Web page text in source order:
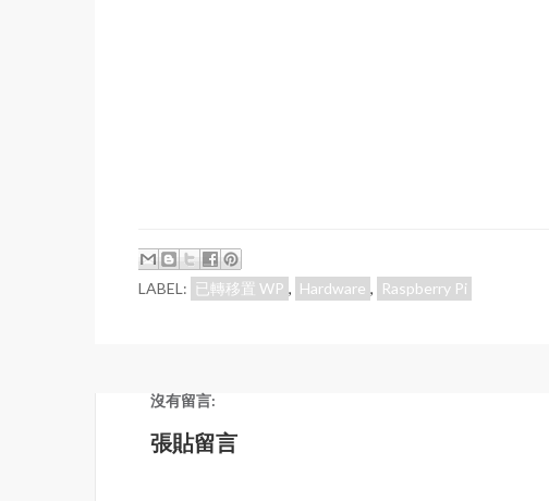
LABEL: 已轉移置 WP , Hardware , Raspberry Pi
沒有留言:
張貼留言